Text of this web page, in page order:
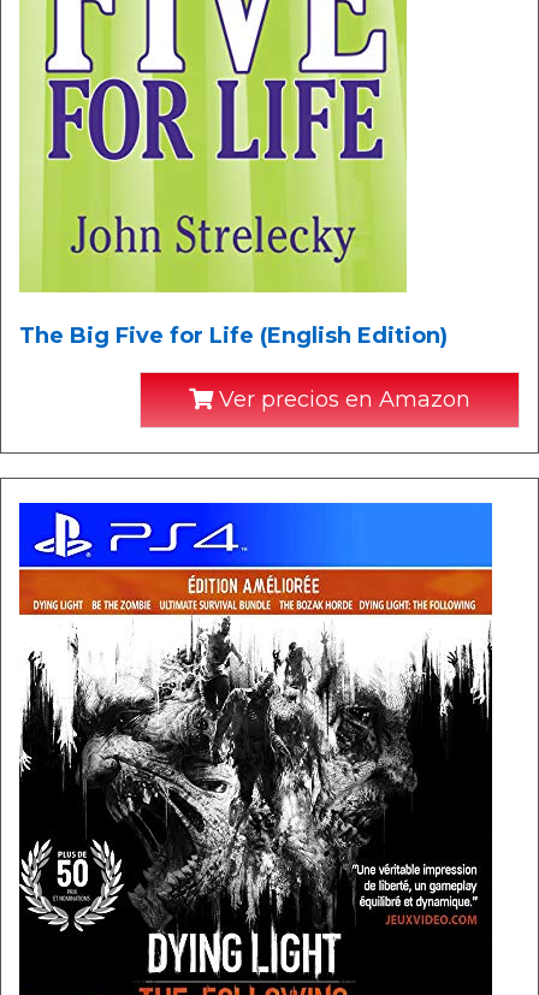
The Big Five for Life (English Edition)
Ver precios en Amazon